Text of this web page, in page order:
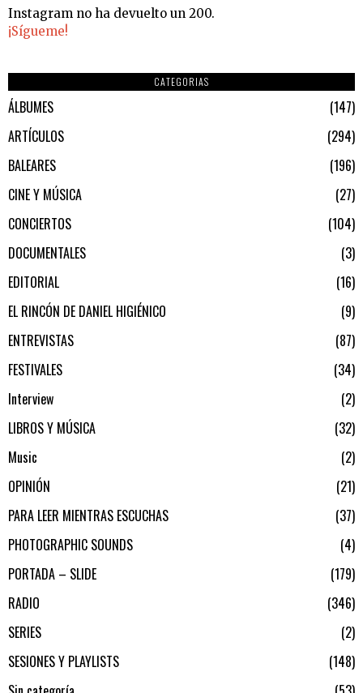
Instagram no ha devuelto un 200.
¡Sígueme!
CATEGORIAS
ÁLBUMES
147
ARTÍCULOS
294
BALEARES
196
CINE Y MÚSICA
27
CONCIERTOS
104
DOCUMENTALES
3
EDITORIAL
16
EL RINCÓN DE DANIEL HIGIÉNICO
9
ENTREVISTAS
87
FESTIVALES
34
Interview
2
LIBROS Y MÚSICA
32
Music
2
OPINIÓN
21
PARA LEER MIENTRAS ESCUCHAS
37
PHOTOGRAPHIC SOUNDS
4
PORTADA – SLIDE
179
RADIO
346
SERIES
2
SESIONES Y PLAYLISTS
148